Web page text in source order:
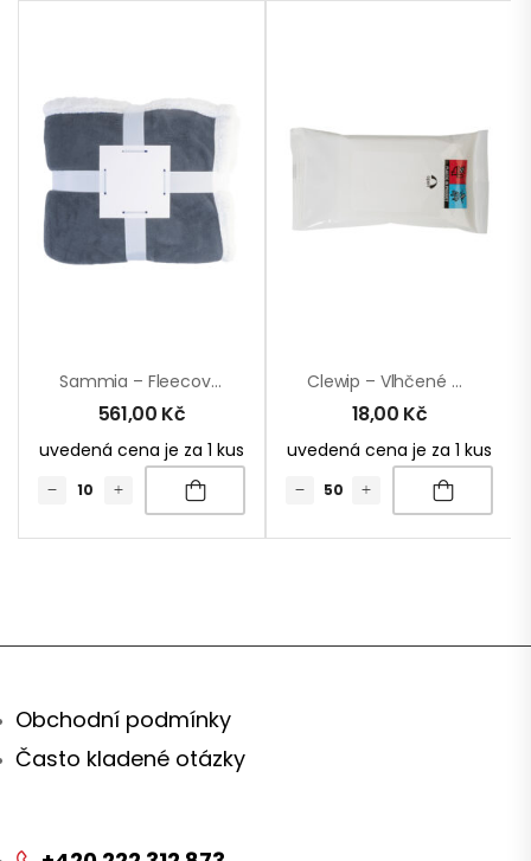
Sammia – Fleecová Deka Z Korálu
561,00 Kč
uvedená cena je za 1 kus
Clewip – Vlhčené Ubrousky
18,00 Kč
uvedená cena je za 1 kus
Obchodní podmínky
Často kladené otázky